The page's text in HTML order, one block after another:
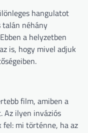
hangulatot
talán néhány
a helyzetben
is, hogy mivel adjuk
film, amiben a
Az ilyen inváziós
mi történne, ha az